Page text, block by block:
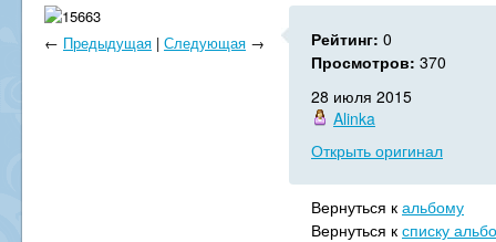
← Предыдущая | Следующая → Рейтинг: 0
Просмотров: 370
28 июля 2015
Alinka
Открыть оригинал
Вернуться к альбому
Вернуться к списку